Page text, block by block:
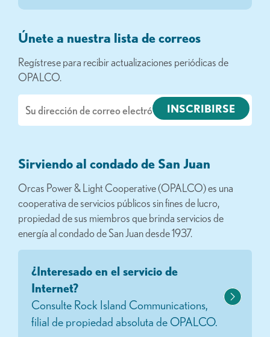
Únete a nuestra lista de correos
Regístrese para recibir actualizaciones periódicas de
OPALCO.
electrónico
Sirviendo al condado de San Juan
Orcas Power & Light Cooperative (OPALCO) es una
cooperativa de servicios públicos sin fines de lucro,
propiedad de sus miembros que brinda servicios de
energía al condado de San Juan desde 1937.
¿Interesado en el servicio de
Internet?
Consulte Rock Island Communications,
filial de propiedad absoluta de OPALCO.